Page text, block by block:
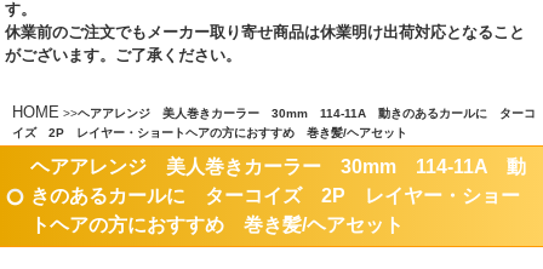
す。
休業前のご注文でもメーカー取り寄せ商品は休業明け出荷対応となること
がございます。ご了承ください。
HOME >>ヘアアレンジ 美人巻きカーラー 30mm 114-11A 動きのあるカールに ターコ
イズ 2P レイヤー・ショートヘアの方におすすめ 巻き髪/ヘアセット
ヘアアレンジ 美人巻きカーラー 30mm 114-11A 動
きのあるカールに ターコイズ 2P レイヤー・ショー
トヘアの方におすすめ 巻き髪/ヘアセット